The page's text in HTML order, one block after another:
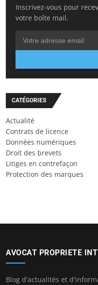
Inscrivez-vous pour
votre boîte mail.
CATÉGORIES
Actualité
Contrats de licence
Données numériques
Droit des brevets
Litiges en contrefaçon
Protection des marques
AVOCAT PROPRIETE
Blog d'actualités et